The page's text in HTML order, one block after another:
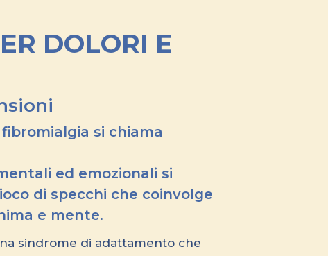
DOLORI E
fibromialgia si chiama
ed emozionali si
di specchi che coinvolge
e mente.
sindrome di adattamento che